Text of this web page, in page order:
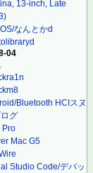
13-inch, Late
なんとかd
04
Bluetooth HCIスヌ
グ
Pro
Mac G5
Studio Code/デバッ